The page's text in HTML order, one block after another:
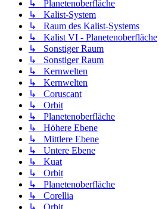
↳ Planetenoberfläche
↳ Kalist-System
↳ Raum des Kalist-Systems
↳ Kalist VI - Planetenoberfläche
↳ Sonstiger Raum
↳ Sonstiger Raum
↳ Kernwelten
↳ Kernwelten
↳ Coruscant
↳ Orbit
↳ Planetenoberfläche
↳ Höhere Ebene
↳ Mittlere Ebene
↳ Untere Ebene
↳ Kuat
↳ Orbit
↳ Planetenoberfläche
↳ Corellia